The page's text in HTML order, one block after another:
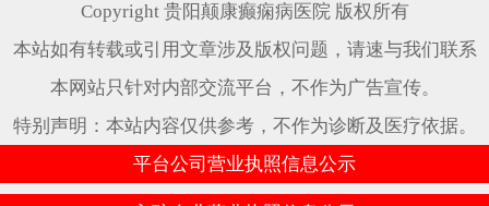
Copyright 贵阳颠康癫痫病医院 版权所有
本站如有转载或引用文章涉及版权问题，请速与我们联系
本网站只针对内部交流平台，不作为广告宣传。
特别声明：本站内容仅供参考，不作为诊断及医疗依据。
平台公司营业执照信息公示